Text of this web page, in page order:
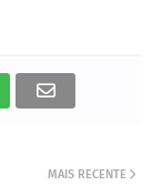
MAIS RECENTE